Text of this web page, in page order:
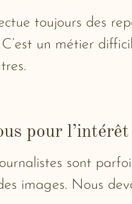
toujours des
un métier
pour
sont
images. Nous